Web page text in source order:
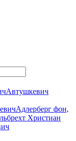
Автушкевич
Адлерберг фон,
Христиан